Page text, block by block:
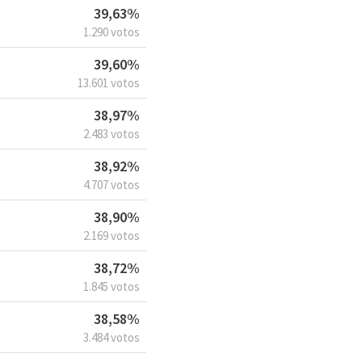
39,63%
1.290 votos
39,60%
13.601 votos
38,97%
2.483 votos
38,92%
4.707 votos
38,90%
2.169 votos
38,72%
1.845 votos
38,58%
3.484 votos